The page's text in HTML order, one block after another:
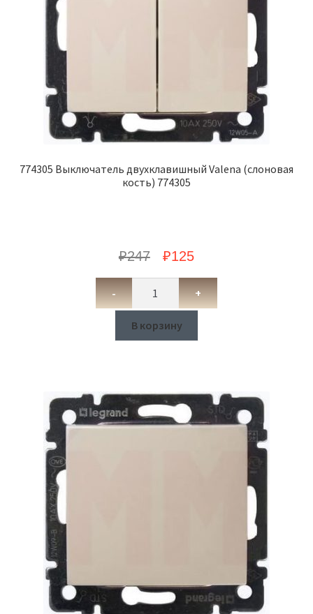
774305 Выключатель двухклавишный Valena (слоновая
кость) 774305
₽247 ₽125
- +
В корзину